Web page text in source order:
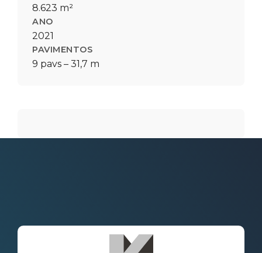
8.623 m²
ANO
2021
PAVIMENTOS
9 pavs – 31,7 m